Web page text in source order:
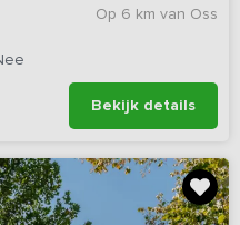
Op 6 km van Oss
Bekijk details